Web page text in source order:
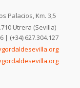
Palacios, Km. 3,5
Utrera (Sevilla)
| (+34) 627.304.127